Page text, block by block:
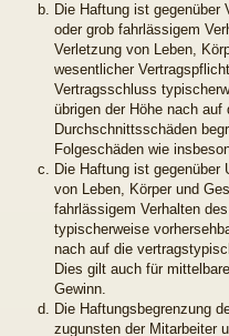
Die Haftung ist gegenüber
oder grob fahrlässigem
Verletzung von Leben,
wesentlicher
Vertragsschluss
übrigen der Höhe nach
Durchschnittsschäden
Folgeschäden wie
Die Haftung ist gegenüber
von Leben, Körper und
fahrlässigem Verhalten
typischerweise
nach auf die
Dies gilt auch für
Gewinn.
Die Haftungsbegrenzung
zugunsten der Mitarbeiter